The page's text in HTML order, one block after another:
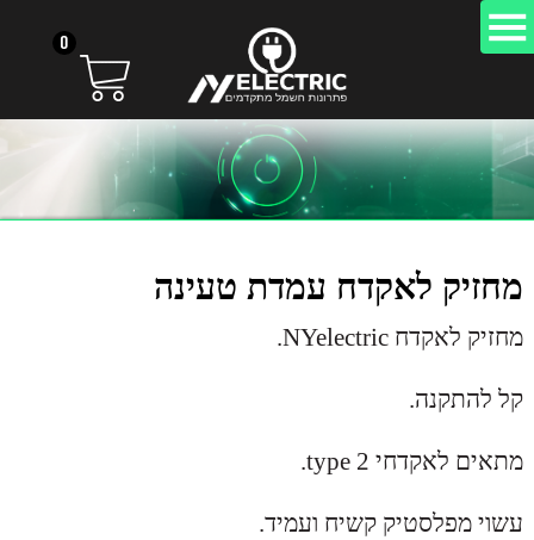
0
מחזיק לאקדח עמדת טעינה
מחזיק לאקדח NYelectric.
קל להתקנה.
מתאים לאקדחי type 2.
עשוי מפלסטיק קשיח ועמיד.